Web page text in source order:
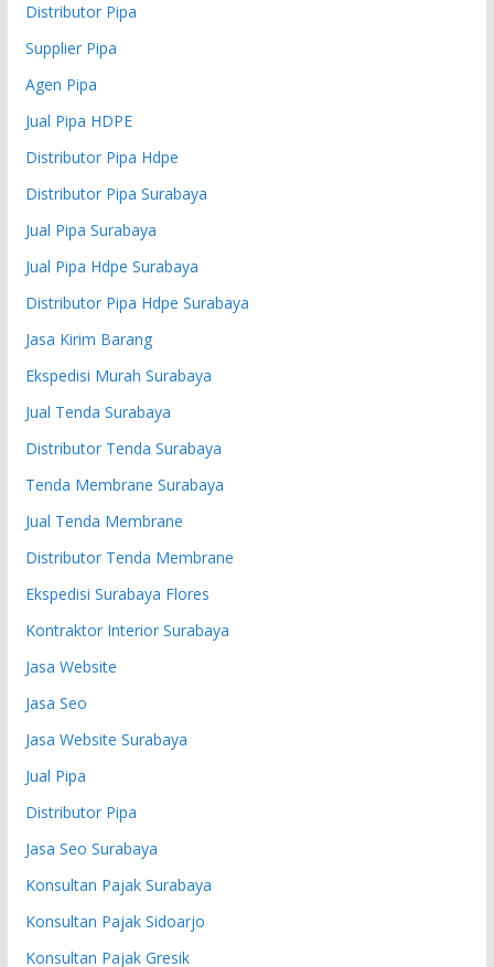
Distributor Pipa
Supplier Pipa
Agen Pipa
Jual Pipa HDPE
Distributor Pipa Hdpe
Distributor Pipa Surabaya
Jual Pipa Surabaya
Jual Pipa Hdpe Surabaya
Distributor Pipa Hdpe Surabaya
Jasa Kirim Barang
Ekspedisi Murah Surabaya
Jual Tenda Surabaya
Distributor Tenda Surabaya
Tenda Membrane Surabaya
Jual Tenda Membrane
Distributor Tenda Membrane
Ekspedisi Surabaya Flores
Kontraktor Interior Surabaya
Jasa Website
Jasa Seo
Jasa Website Surabaya
Jual Pipa
Distributor Pipa
Jasa Seo Surabaya
Konsultan Pajak Surabaya
Konsultan Pajak Sidoarjo
Konsultan Pajak Gresik